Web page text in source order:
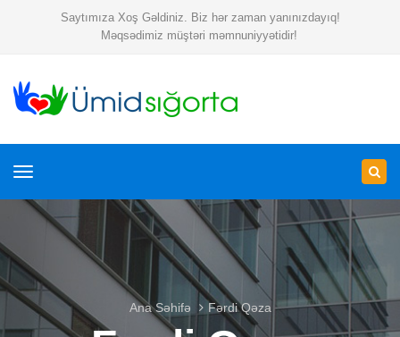
Saytımıza Xoş Gəldiniz. Biz hər zaman yanınızdayıq!
Məqsədimiz müştəri məmnuniyyətidir!
Toggle
Ana Səhifə Fərdi Qəza